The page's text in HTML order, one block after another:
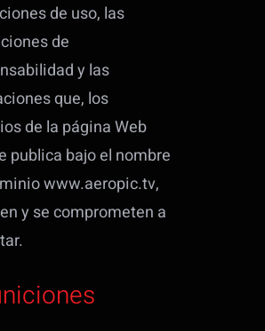
de uso, las
de
y las
que, los
de la página Web
publica bajo el nombre
www.aeropic.tv,
y se comprometen a